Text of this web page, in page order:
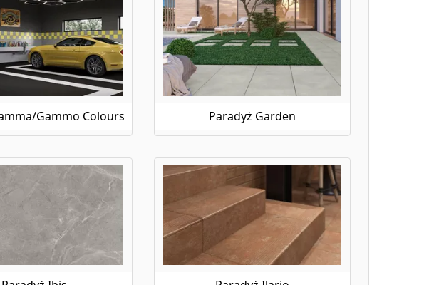
Gammo Colours Paradyż Garden